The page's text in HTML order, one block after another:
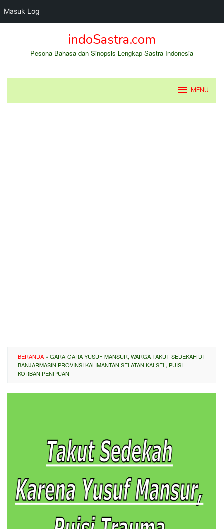
Masuk Log
indoSastra.com
Pesona Bahasa dan Sinopsis Lengkap Sastra Indonesia
MENU
BERANDA » GARA-GARA YUSUF MANSUR, WARGA TAKUT SEDEKAH DI
BANJARMASIN PROVINSI KALIMANTAN SELATAN KALSEL, PUISI
KORBAN PENIPUAN